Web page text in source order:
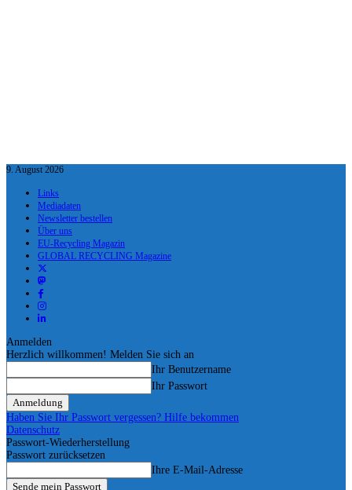
9. August 2026
Links
Mediadaten
Newsletter bestellen
Über uns
EU-Recycling Magazin
GLOBAL RECYCLING Magazine
Anmelden
Herzlich willkommen! Melden Sie sich an
Ihr Benutzername
Ihr Passwort
Haben Sie Ihr Passwort vergessen? Hilfe bekommen
Datenschutz
Passwort-Wiederherstellung
Passwort zurücksetzen
Ihre E-Mail-Adresse